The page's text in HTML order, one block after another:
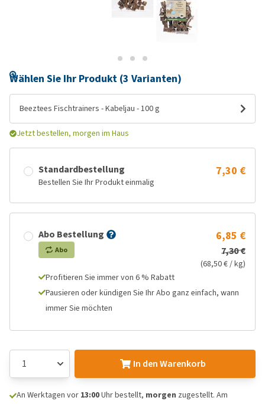
Wählen Sie Ihr Produkt (3 Varianten)
Beeztees Fischtrainers - Kabeljau - 100 g
Jetzt bestellen, morgen im Haus
Standardbestellung
Bestellen Sie Ihr Produkt einmalig
7,30 €
Abo Bestellung
Abo
6,85 €
7,30 €
(68,50 € / kg)
Profitieren Sie immer von 6 % Rabatt
Pausieren oder kündigen Sie Ihr Abo ganz einfach, wann
immer Sie möchten
In den Warenkorb
An Werktagen vor 13:00Uhr bestellt, morgen zugestellt. Am